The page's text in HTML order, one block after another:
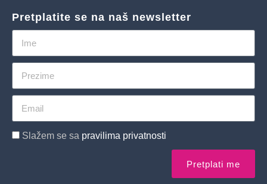
Pretplatite se na naš newsletter
Slažem se sa pravilima privatnosti
Pretplati me